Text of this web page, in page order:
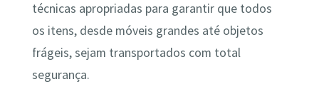
técnicas apropriadas para garantir que todos
os itens, desde móveis grandes até objetos
frágeis, sejam transportados com total
segurança.